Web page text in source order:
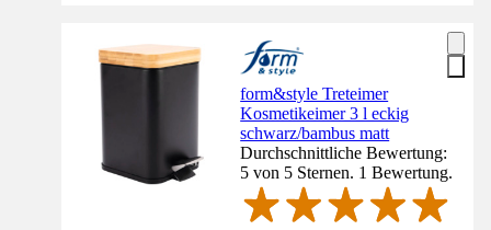
form&style Treteimer
Kosmetikeimer 3 l eckig
schwarz/bambus matt
Durchschnittliche Bewertung:
5 von 5 Sternen. 1 Bewertung.